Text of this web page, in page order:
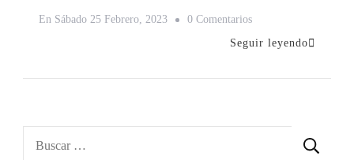
En Sábado 25 Febrero, 2023 0 ComentariosEn
Los
Seguir leyendo